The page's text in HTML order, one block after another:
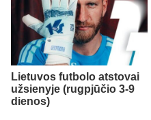
Lietuvos futbolo atstovai
užsienyje (rugpjūčio 3-9
dienos)